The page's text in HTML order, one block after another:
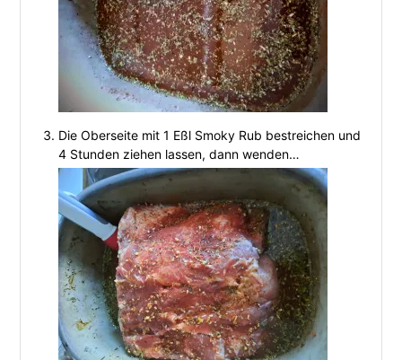
Die Oberseite mit 1 Eßl Smoky Rub bestreichen und
4 Stunden ziehen lassen, dann wenden…